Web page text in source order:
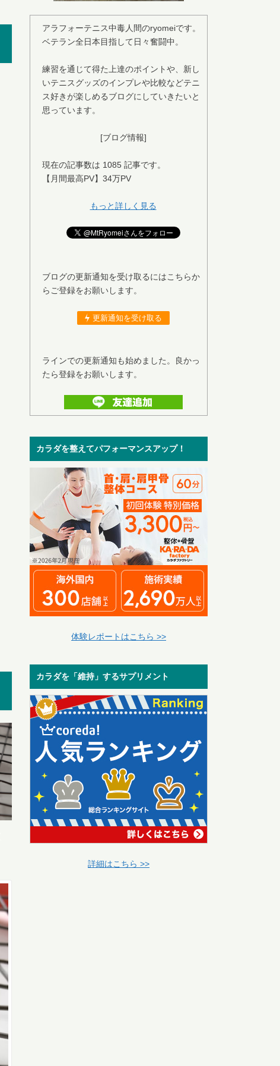
アラフォーテニス中毒人間のryomeiです。
ベテラン全日本目指して日々奮闘中。
練習を通じて得た上達のポイントや、新し
いテニスグッズのインプレや比較などテニ
ス好きが楽しめるブログにしていきたいと
思っています。
[ブログ情報]
現在の記事数は 1085 記事です。
【月間最高PV】34万PV
もっと詳しく見る
ブログの更新通知を受け取るにはこちらか
らご登録をお願いします。
更新通知を受け取る
ラインでの更新通知も始めました。良かっ
たら登録をお願いします。
カラダを整えてパフォーマンスアップ！
体験レポートはこちら >>
カラダを「維持」するサプリメント
詳細はこちら >>